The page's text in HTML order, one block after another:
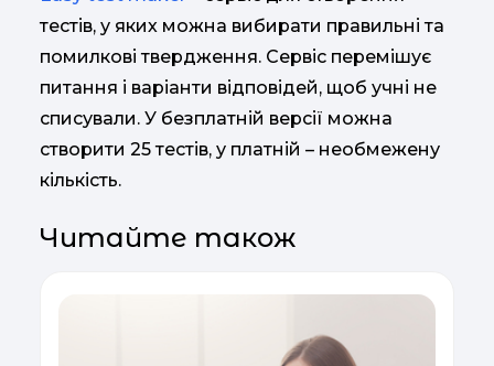
тестів, у яких можна вибирати правильні та
помилкові твердження. Сервіс перемішує
питання і варіанти відповідей, щоб учні не
списували. У безплатній версії можна
створити 25 тестів, у платній – необмежену
кількість.
Читайте також